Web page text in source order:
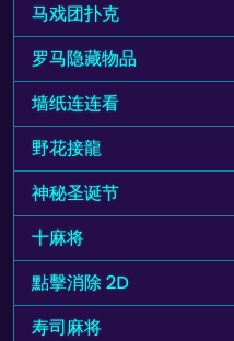
马戏团扑克
罗马隐藏物品
墙纸连连看
野花接龍
神秘圣诞节
十麻将
點擊消除 2D
寿司麻将